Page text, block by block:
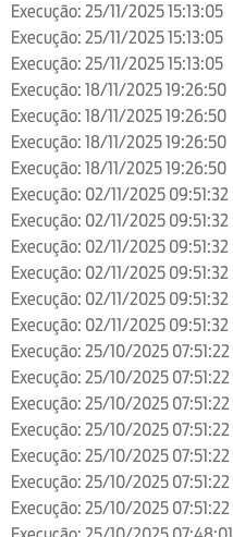
Execução: 25/11/2025 15:13:05
Execução: 25/11/2025 15:13:05
Execução: 25/11/2025 15:13:05
Execução: 18/11/2025 19:26:50
Execução: 18/11/2025 19:26:50
Execução: 18/11/2025 19:26:50
Execução: 18/11/2025 19:26:50
Execução: 02/11/2025 09:51:32
Execução: 02/11/2025 09:51:32
Execução: 02/11/2025 09:51:32
Execução: 02/11/2025 09:51:32
Execução: 02/11/2025 09:51:32
Execução: 02/11/2025 09:51:32
Execução: 25/10/2025 07:51:22
Execução: 25/10/2025 07:51:22
Execução: 25/10/2025 07:51:22
Execução: 25/10/2025 07:51:22
Execução: 25/10/2025 07:51:22
Execução: 25/10/2025 07:51:22
Execução: 25/10/2025 07:51:22